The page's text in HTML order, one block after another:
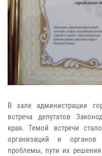
В зале администрации
встреча депутатов
края. Темой встречи
организаций и органов
проблемы, пути их